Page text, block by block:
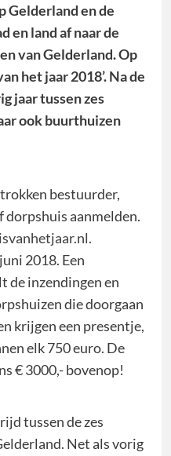
Gelderland en de
en land af naar de
van Gelderland. Op
het jaar 2018’. Na de
jaar tussen zes
ook buurthuizen
bestuurder,
dorpshuis aanmelden.
.
2018. Een
de inzendingen en
die doorgaan
krijgen een presentje,
elk 750 euro. De
€ 3000,- bovenop!
tussen de zes
Net als vorig